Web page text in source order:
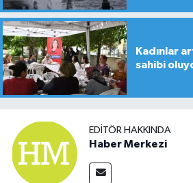
Kadınlar
sahibi
EDITÖR HAKKINDA
Haber Merkezi